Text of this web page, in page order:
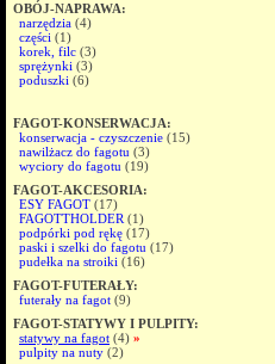
OBÓJ-NAPRAWA:
narzędzia (4)
części (1)
korek, filc (3)
sprężynki (3)
poduszki (6)
FAGOT-KONSERWACJA:
konserwacja - czyszczenie (15)
nawilżacz do fagotu (3)
wyciory do fagotu (19)
FAGOT-AKCESORIA:
ESY FAGOT (17)
FAGOTTHOLDER (1)
podpórki pod rękę (17)
paski i szelki do fagotu (17)
pudełka na stroiki (16)
FAGOT-FUTERAŁY:
futerały na fagot (9)
FAGOT-STATYWY I PULPITY:
statywy na fagot (4) »
pulpity na nuty (2)